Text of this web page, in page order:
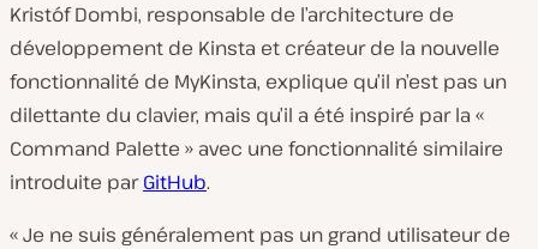
Kristóf Dombi, responsable de l’architecture de
développement de Kinsta et créateur de la nouvelle
fonctionnalité de MyKinsta, explique qu’il n’est pas un
dilettante du clavier, mais qu’il a été inspiré par la «
Command Palette » avec une fonctionnalité similaire
introduite parGitHub.
« Je ne suis généralement pas un grand utilisateur de